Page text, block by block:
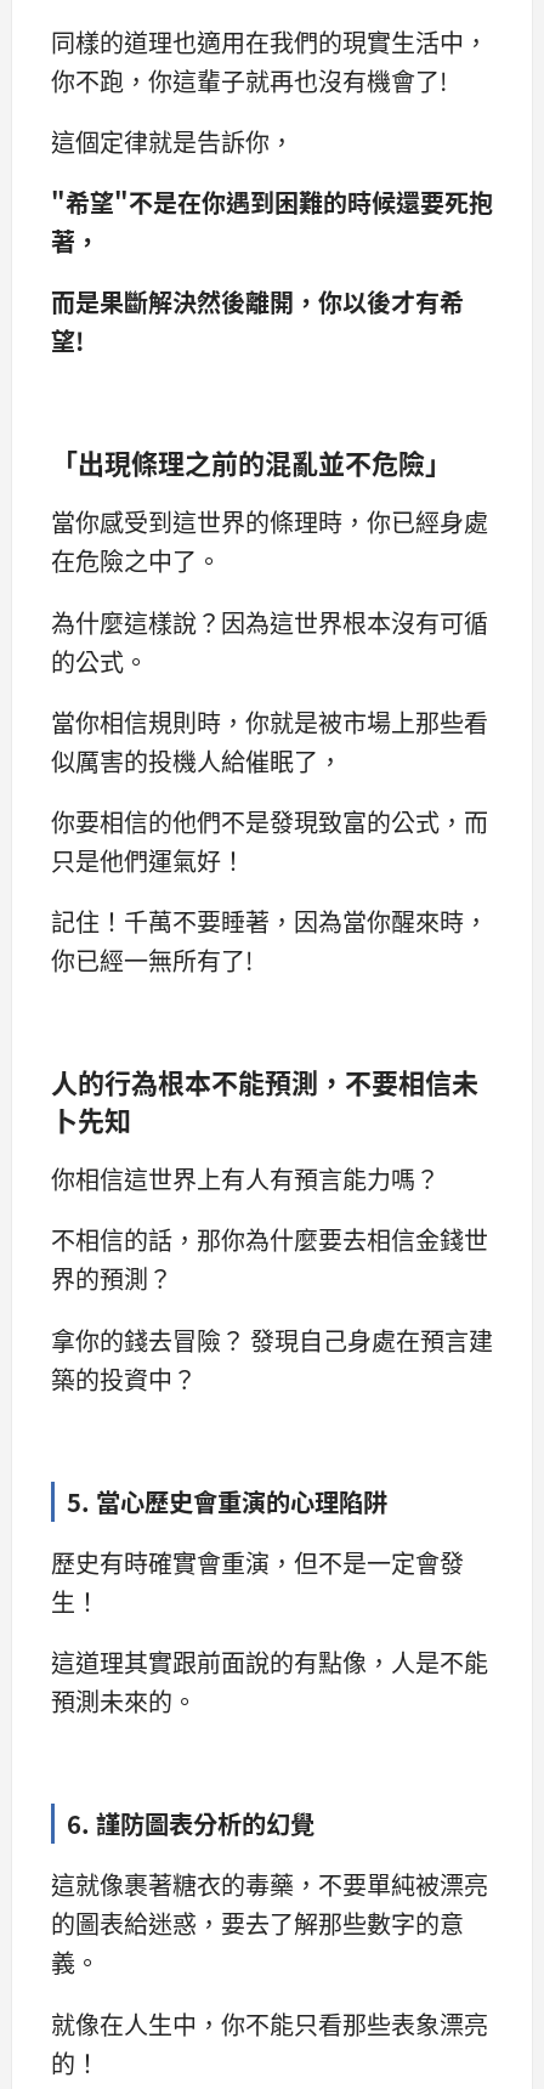
同樣的道理也適用在我們的現實生活中，
你不跑，你這輩子就再也沒有機會了!
這個定律就是告訴你，
"希望"不是在你遇到困難的時候還要死抱
著，
而是果斷解決然後離開，你以後才有希
望!
「出現條理之前的混亂並不危險」
當你感受到這世界的條理時，你已經身處
在危險之中了。
為什麼這樣說？因為這世界根本沒有可循
的公式。
當你相信規則時，你就是被市場上那些看
似厲害的投機人給催眠了，
你要相信的他們不是發現致富的公式，而
只是他們運氣好！
記住！千萬不要睡著，因為當你醒來時，
你已經一無所有了!
人的行為根本不能預測，不要相信未
卜先知
你相信這世界上有人有預言能力嗎？
不相信的話，那你為什麼要去相信金錢世
界的預測？
拿你的錢去冒險？ 發現自己身處在預言建
築的投資中？
5. 當心歷史會重演的心理陷阱
歷史有時確實會重演，但不是一定會發
生！
這道理其實跟前面說的有點像，人是不能
預測未來的。
6. 謹防圖表分析的幻覺
這就像裹著糖衣的毒藥，不要單純被漂亮
的圖表給迷惑，要去了解那些數字的意
義。
就像在人生中，你不能只看那些表象漂亮
的！